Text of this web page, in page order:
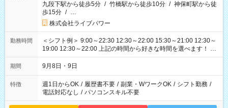
九段下駅から徒歩5分 / 竹橋駅から徒歩10分 / 神保町駅から徒
歩15分 / …
株式会社ライブパワー
勤務時間
＜シフト例＞ 9:00～22:30 12:30～22:00 15:30～21:00 12:30～
19:00 12:30～22:00 上記の時間から好きな時間を選べます！ ※
時間は変更となる可能性があります
期間 9月8日・9日
特徴 週1日からOK / 履歴書不要 / 副業・WワークOK / シフト勤務 /
電話対応なし / パソコンスキル不要